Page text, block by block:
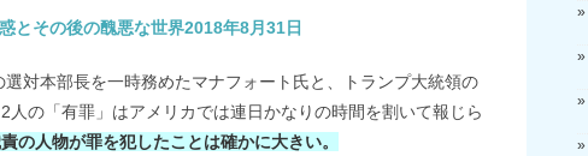
とその後の醜悪な世界2018年8月31日
対本部長を一時務めたマナフォート氏と、トランプ大統領の
人の「有罪」はアメリカでは連日かなりの時間を割いて報じら
の人物が罪を犯したことは確かに大きい。